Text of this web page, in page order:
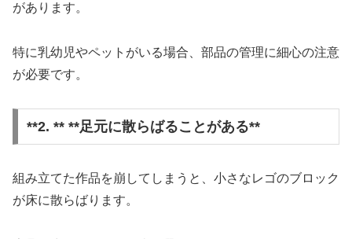
があります。
特に乳幼児やペットがいる場合、部品の管理に細心の注意
が必要です。
**2. ** **足元に散らばることがある**
組み立てた作品を崩してしまうと、小さなレゴのブロック
が床に散らばります。